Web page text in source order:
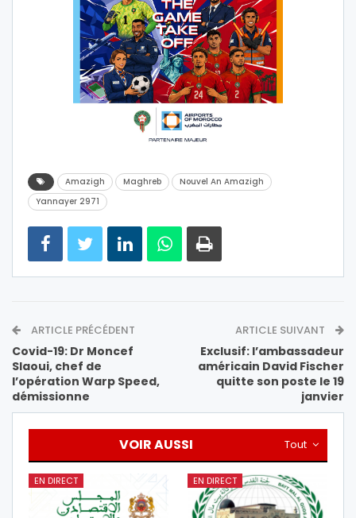
Amazigh Maghreb
Nouvel An Amazigh
Yannayer 2971
ARTICLE PRÉCÉDENT
Covid-19: Dr Moncef
Slaoui, chef de
l’opération Warp Speed,
démissionne
ARTICLE SUIVANT
Exclusif: l’ambassadeur
américain David Fischer
quitte son poste le 19
janvier
Tout
VOIR AUSSI
EN DIRECT EN DIRECT